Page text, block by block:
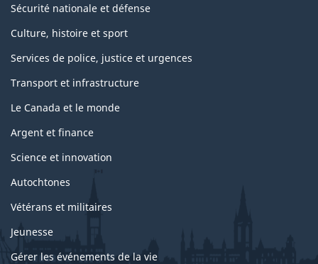
Sécurité nationale et défense
Culture, histoire et sport
Services de police, justice et urgences
Transport et infrastructure
Le Canada et le monde
Argent et finance
Science et innovation
Autochtones
Vétérans et militaires
Jeunesse
Gérer les événements de la vie